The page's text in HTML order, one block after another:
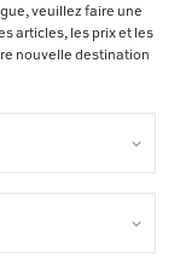
pouvoir
les
veuillez faire une
articles, les prix et les
nouvelle destination